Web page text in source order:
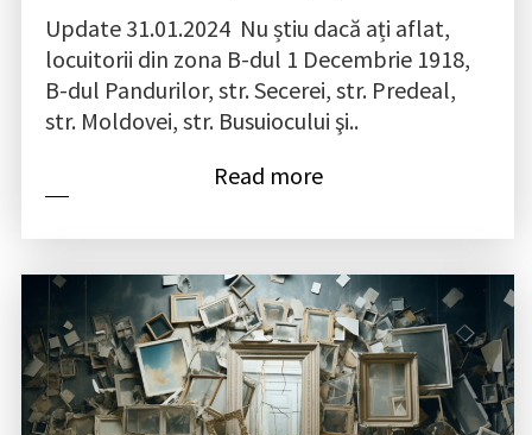
Update 31.01.2024 Nu știu dacă ați aflat,
locuitorii din zona B-dul 1 Decembrie 1918,
B-dul Pandurilor, str. Secerei, str. Predeal,
str. Moldovei, str. Busuiocului şi..
Read more